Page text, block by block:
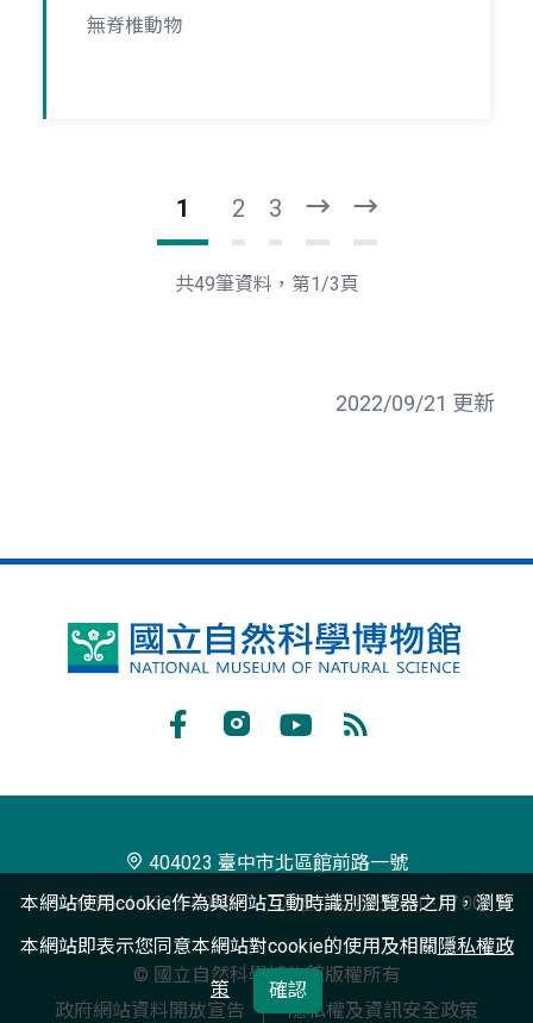
無脊椎動物
1 2 3
一
頁
後
一
共49筆資料，第1/3頁
2022/09/21 更新
國
博
物
閱
404023 臺中市北區館前路一號
+886-4-2322-6940
週二至週日 9:00-17:00
© 國立自然科學博物館版權所有
政府網站資料開放宣告
隱私權及資訊安全政策
本網站使用cookie作為與網站互動時識別瀏覽器之用，瀏覽
本網站即表示您同意本網站對cookie的使用及相關隱私權政
策
確認